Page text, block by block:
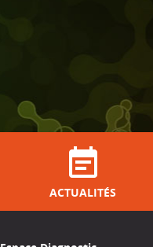
ACTUALITÉS